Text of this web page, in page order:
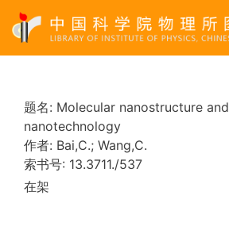
转
内
题名: Molecular nanostructure and
nanotechnology
作者: Bai,C.; Wang,C.
索书号: 13.3711./537
在架